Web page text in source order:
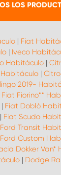
LOS
| Fiat
| Iveco
Habitáculo|
|
2019-
Fiat Fiorino**
| Fiat Doblò
| Fiat Scudo
Ford Transit
Ford Custom
Dokker Van*
| Dodge